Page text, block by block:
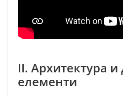
II. Архитектура
елементи